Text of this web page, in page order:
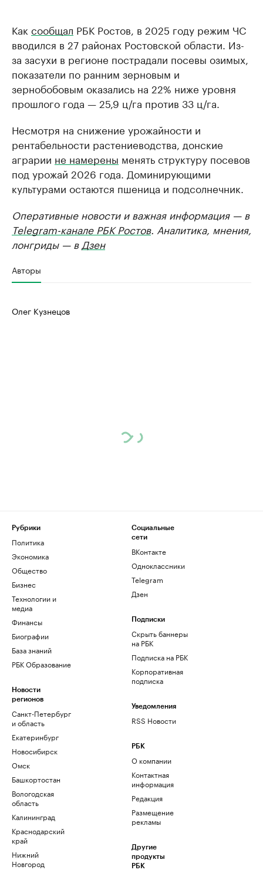
Как сообщал РБК Ростов, в 2025 году режим ЧС
вводился в 27 районах Ростовской области. Из-
за засухи в регионе пострадали посевы озимых,
показатели по ранним зерновым и
зернобобовым оказались на 22% ниже уровня
прошлого года — 25,9 ц/га против 33 ц/га.
Несмотря на снижение урожайности и
рентабельности растениеводства, донские
аграрии не намерены менять структуру посевов
под урожай 2026 года. Доминирующими
культурами остаются пшеница и подсолнечник.
Оперативные новости и важная информация — в
Telegram-канале РБК Ростов. Аналитика, мнения,
лонгриды — в Дзен
Авторы
Олег Кузнецов
Рубрики
Политика
Экономика
Общество
Бизнес
Технологии и
медиа
Финансы
Биографии
База знаний
РБК Образование
Новости
регионов
Санкт-Петербург
и область
Екатеринбург
Новосибирск
Омск
Башкортостан
Вологодская
область
Калининград
Краснодарский
край
Нижний
Новгород
Социальные
сети
ВКонтакте
Одноклассники
Telegram
Дзен
Подписки
Скрыть баннеры
на РБК
Подписка на РБК
Корпоративная
подписка
Уведомления
RSS Новости
РБК
О компании
Контактная
информация
Редакция
Размещение
рекламы
Другие
продукты
РБК